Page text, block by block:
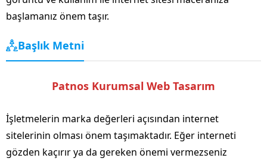
başlamanız önem taşır.
Başlık Metni
Patnos Kurumsal Web Tasarım
İşletmelerin marka değerleri açısından internet
sitelerinin olması önem taşımaktadır. Eğer interneti
gözden kaçırır ya da gereken önemi vermezseniz